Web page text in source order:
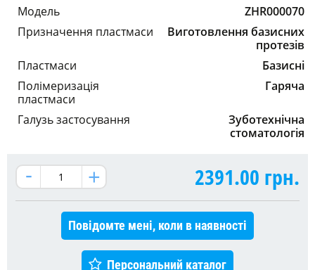
Модель
ZHR000070
Призначення пластмаси
Виготовлення базисних
протезів
Пластмаси
Базисні
Полімеризація
пластмаси
Гаряча
Галузь застосування
Зуботехнічна
стоматологія
2391.00 грн.
Повідомте мені, коли в наявності
Персональний каталог